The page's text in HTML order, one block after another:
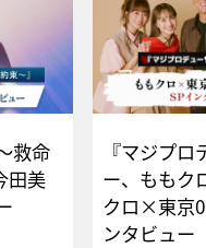
救命
田美
ー
『マジプロ
ー、ももク
クロ×東京
ンタビュー